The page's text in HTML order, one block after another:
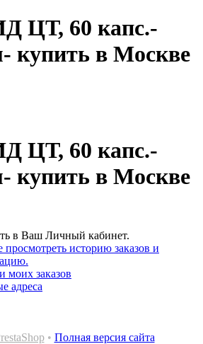
ЦТ, 60 капс.-
купить в Москве
ЦТ, 60 капс.-
купить в Москве
в Ваш Личный кабинет.
историю заказов и
моих заказов
адреса
• Полная версия сайта